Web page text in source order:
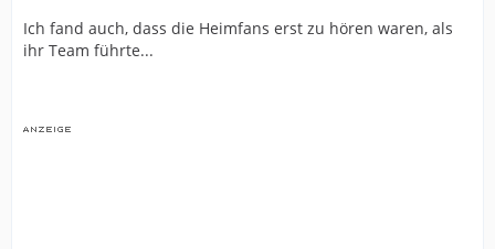
Ich fand auch, dass die Heimfans erst zu hören waren, als
ihr Team führte...